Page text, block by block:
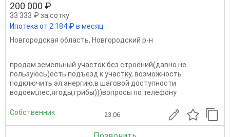
200 000 ₽
33 333 ₽ за сотку
Ипотека от 2 184 ₽ в месяц
Новгородская область, Новгородский р-н
продам земельный участок без строений(давно не
пользуюсь)есть подъезд к участку, возможность
подключить эл.энергию,в шаговой доступности
водоем,лес,ягоды,грибы)))вопросы по телефону
Собственник 23.06